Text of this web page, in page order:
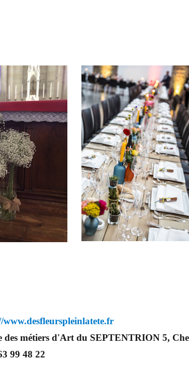
des métiers d'Art du SEPTENTRION 5,
99 48 22